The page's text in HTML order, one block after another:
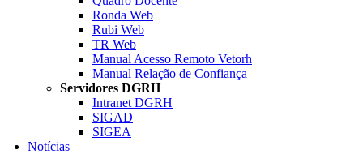
Ronda Web
Rubi Web
TR Web
Manual Acesso Remoto Vetorh
Manual Relação de Confiança
Servidores DGRH
Intranet DGRH
SIGAD
SIGEA
Notícias